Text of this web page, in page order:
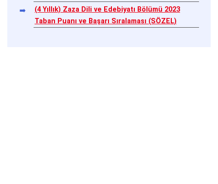
(4 Yıllık) Zaza Dili ve Edebiyatı Bölümü 2023
Taban Puanı ve Başarı Sıralaması (SÖZEL)